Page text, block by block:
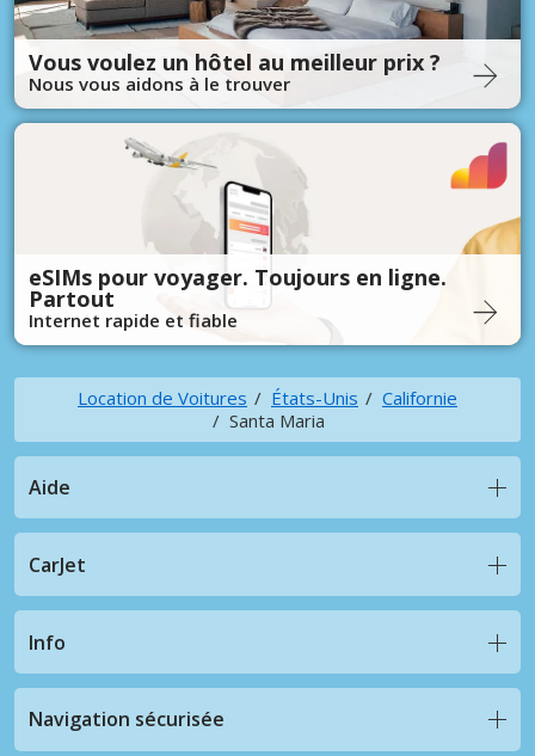
Vous voulez un hôtel au meilleur prix ?
Nous vous aidons à le trouver
eSIMs pour voyager. Toujours en ligne.
Partout
Internet rapide et fiable
Location de Voitures États-Unis
Californie
Santa Maria
Aide
CarJet
Info
Navigation sécurisée